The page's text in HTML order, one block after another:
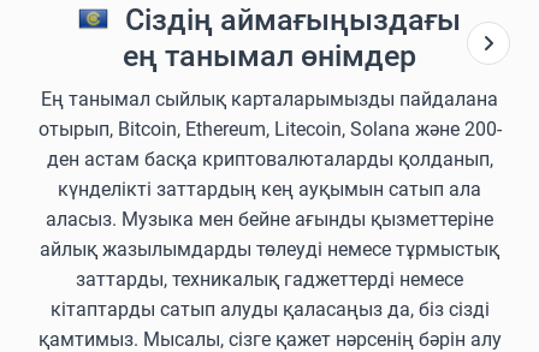
Сіздің аймағыңыздағы
ең танымал өнімдер
Ең танымал сыйлық карталарымызды пайдалана
отырып, Bitcoin, Ethereum, Litecoin, Solana және 200-
ден астам басқа криптовалюталарды қолданып,
күнделікті заттардың кең ауқымын сатып ала
аласыз. Музыка мен бейне ағынды қызметтеріне
айлық жазылымдарды төлеуді немесе тұрмыстық
заттарды, техникалық гаджеттерді немесе
кітаптарды сатып алуды қаласаңыз да, біз сізді
қамтимыз. Мысалы, сізге қажет нәрсенің бәрін алу